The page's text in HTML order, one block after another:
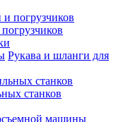
Рукава и шланги для
станков
машины